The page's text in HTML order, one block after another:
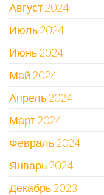
Август 2024
Июль 2024
Июнь 2024
Май 2024
Апрель 2024
Март 2024
Февраль 2024
Январь 2024
Декабрь 2023